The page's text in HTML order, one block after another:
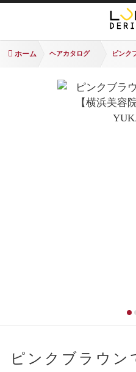
ホーム ヘアカタログ ピンク
ピンクブラウン